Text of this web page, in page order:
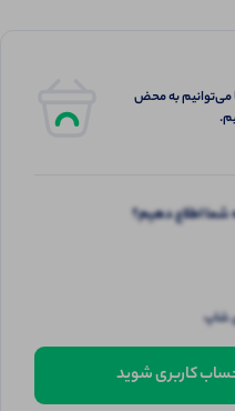
می‌توانیم به محض
شما اطلاع دهیم؟
شاپ
حساب کاربری شوید